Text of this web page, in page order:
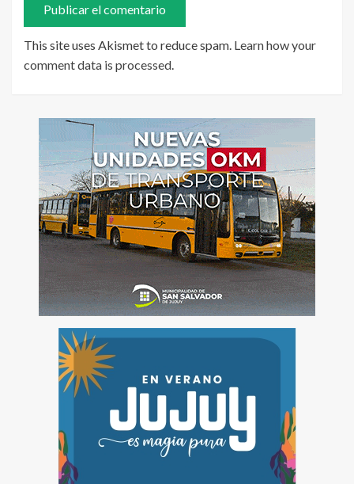
This site uses Akismet to reduce spam. Learn how your
comment data is processed.